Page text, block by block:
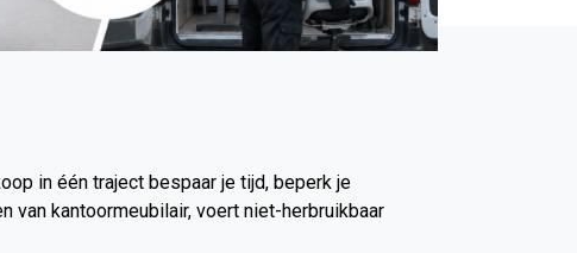
in één traject bespaar je tijd, beperk je
van kantoormeubilair, voert niet-herbruikbaar